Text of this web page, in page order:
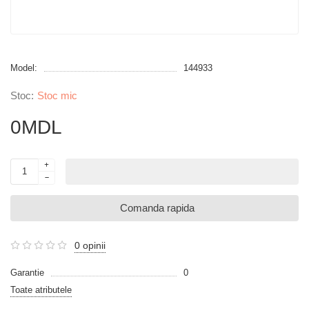
Model: 144933
Stoc mic
0MDL
Comanda rapida
0 opinii
Garantie
0
Toate atributele